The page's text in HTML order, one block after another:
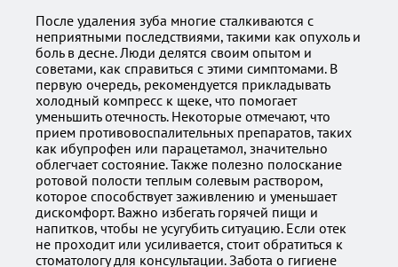
После удаления зуба многие сталкиваются с
неприятными последствиями, такими как опухоль и
боль в десне. Люди делятся своим опытом и
советами, как справиться с этими симптомами. В
первую очередь, рекомендуется прикладывать
холодный компресс к щеке, что помогает
уменьшить отечность. Некоторые отмечают, что
прием противовоспалительных препаратов, таких
как ибупрофен или парацетамол, значительно
облегчает состояние. Также полезно полоскание
ротовой полости теплым солевым раствором,
которое способствует заживлению и уменьшает
дискомфорт. Важно избегать горячей пищи и
напитков, чтобы не усугубить ситуацию. Если отек
не проходит или усиливается, стоит обратиться к
стоматологу для консультации. Забота о гигиене